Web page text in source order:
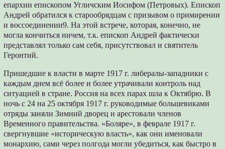
епархии епископом Угличским Иосифом (Петровых). Епископ
Андрей обратился к старообрядцам с призывом о примирении
и воссоединении9. На этой встрече, которая, конечно, не
могла кончиться ничем, т.к. епископ Андрей фактически
представлял только сам себя, присутствовал и святитель
Геронтий.
Пришедшие к власти в марте 1917 г. либералы-западники с
каждым днем всё более и более утрачивали контроль над
ситуацией в стране. Россия на всех парах шла к Октябрю. В
ночь с 24 на 25 октября 1917 г. руководимые большевиками
отряды заняли Зимний дворец и арестовали членов
Временного правительства. «Боляре», в феврале 1917 г.
свергнувшие «историческую власть», как они именовали
монархию, сами через полгода могли убедиться, как быстро в